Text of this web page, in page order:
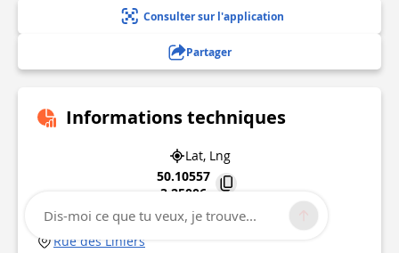
Consulter sur l'application
Partager
Informations techniques
Lat, Lng
50.10557
3.25006
Salle polyvalente J. Labbé
Rue des Liniers
Dis-moi ce que tu veux, je trouve...